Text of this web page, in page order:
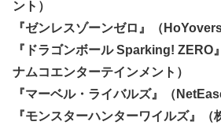
ント）
『ゼンレスゾーンゼロ』（
『ドラゴンボール Sparking! ZERO
ナムコエンターテインメント）
『マーベル・ライバルズ』（
『モンスターハンターワイルズ』（